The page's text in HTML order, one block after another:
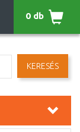
KERESÉS
0 db